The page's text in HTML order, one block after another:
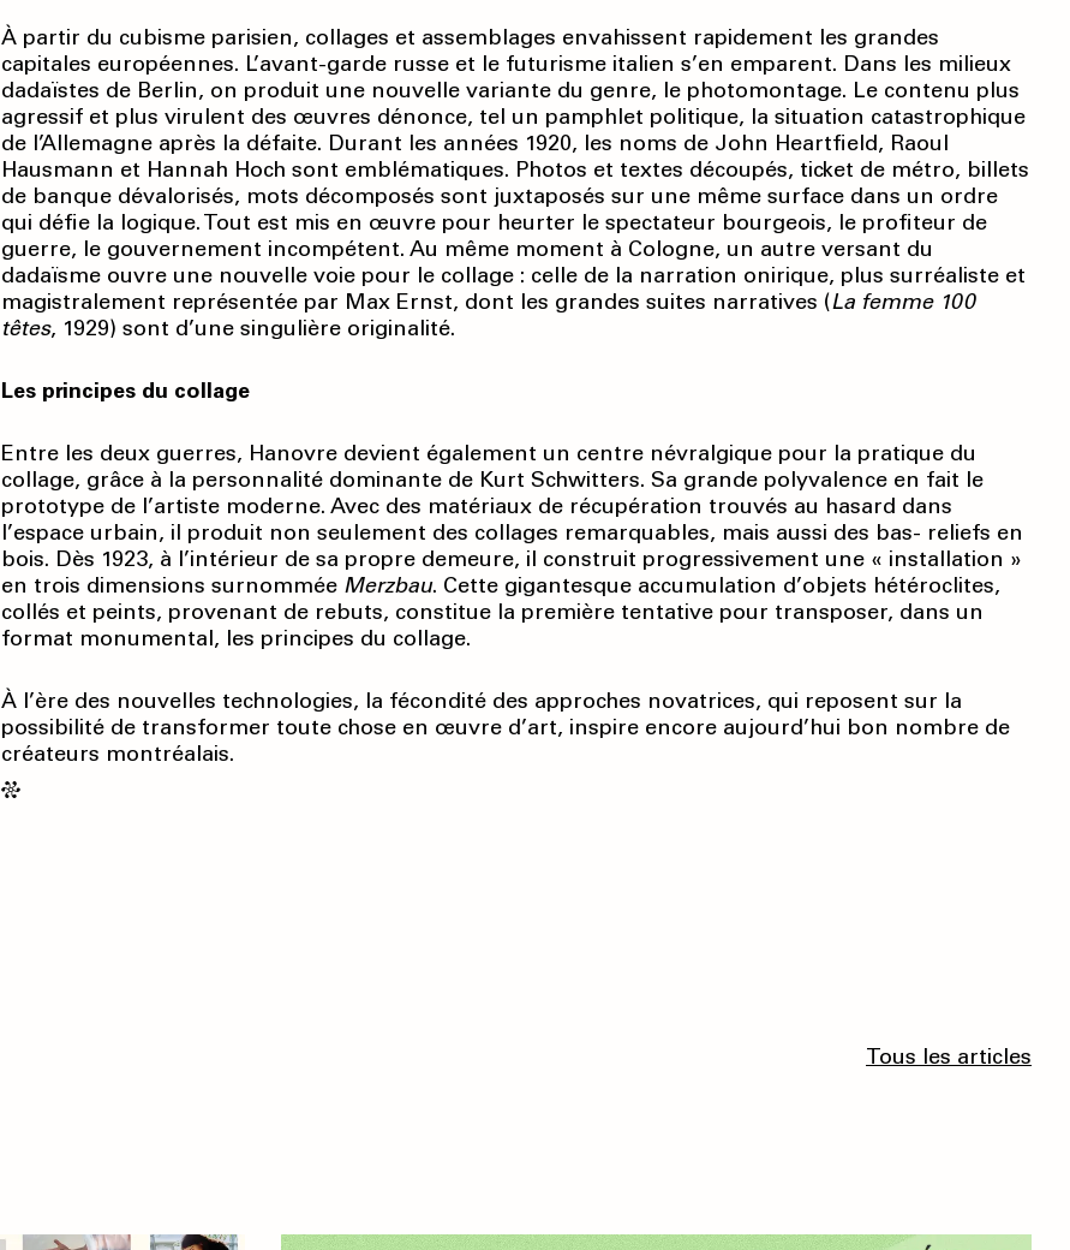
À partir du cubisme parisien, collages et assemblages envahissent rapidement les grandes
capitales européennes. L’avant-garde russe et le futurisme italien s’en emparent. Dans les milieux
dadaïstes de Berlin, on produit une nouvelle variante du genre, le photomontage. Le contenu plus
agressif et plus virulent des œuvres dénonce, tel un pamphlet politique, la situation catastrophique
de l’Allemagne après la défaite. Durant les années 1920, les noms de John Heartfield, Raoul
Hausmann et Hannah Hoch sont emblématiques. Photos et textes découpés, ticket de métro, billets
de banque dévalorisés, mots décomposés sont juxtaposés sur une même surface dans un ordre
qui défie la logique. Tout est mis en œuvre pour heurter le spectateur bourgeois, le profiteur de
guerre, le gouvernement incompétent. Au même moment à Cologne, un autre versant du
dadaïsme ouvre une nouvelle voie pour le collage : celle de la narration onirique, plus surréaliste et
magistralement représentée par Max Ernst, dont les grandes suites narratives (La femme 100
têtes, 1929) sont d’une singulière originalité.
Les principes du collage
Entre les deux guerres, Hanovre devient également un centre névralgique pour la pratique du
collage, grâce à la personnalité dominante de Kurt Schwitters. Sa grande polyvalence en fait le
prototype de l’artiste moderne. Avec des matériaux de récupération trouvés au hasard dans
l’espace urbain, il produit non seulement des collages remarquables, mais aussi des bas- reliefs en
bois. Dès 1923, à l’intérieur de sa propre demeure, il construit progressivement une « installation »
en trois dimensions surnommée Merzbau. Cette gigantesque accumulation d’objets hétéroclites,
collés et peints, provenant de rebuts, constitue la première tentative pour transposer, dans un
format monumental, les principes du collage.
À l’ère des nouvelles technologies, la fécondité des approches novatrices, qui reposent sur la
possibilité de transformer toute chose en œuvre d’art, inspire encore aujourd’hui bon nombre de
créateurs montréalais.
Tous les articles